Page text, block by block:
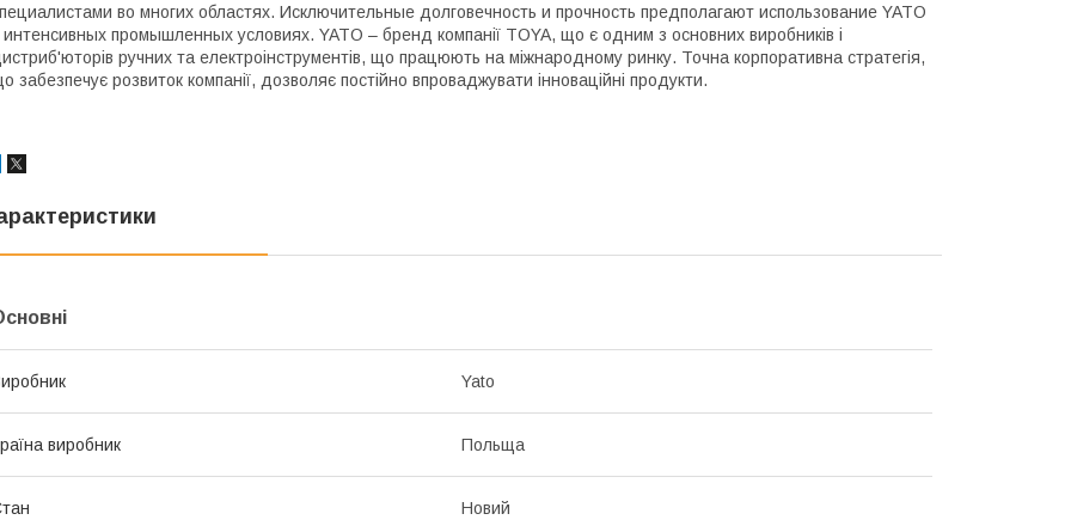
во многих областях. Исключительные долговечность и прочность предполагают использование YATO
интенсивных промышленных условиях. YATO – бренд компанії TOYA, що є одним з основних виробників і
ручних та електроінструментів, що працюють на міжнародному ринку. Точна корпоративна стратегія,
забезпечує розвиток компанії, дозволяє постійно впроваджувати інноваційні продукти.
Yato
виробник Польща
Новий